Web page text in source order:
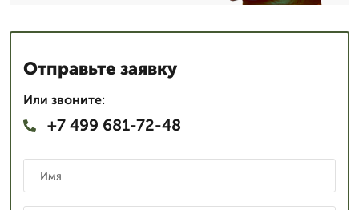
Отправьте заявку
Или звоните:
+7 499 681-72-48